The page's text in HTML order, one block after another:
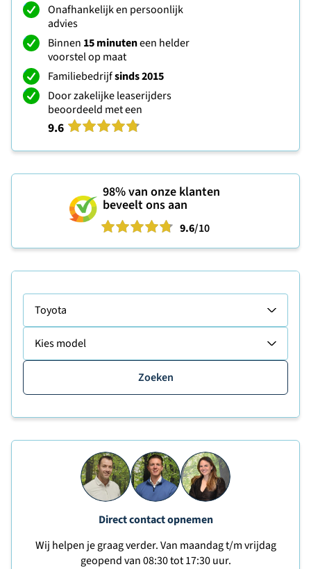
Onafhankelijk en persoonlijk
advies
Binnen 15 minuteneen helder
voorstel op maat
Familiebedrijfsinds 2015
Door zakelijke leaserijders
beoordeeld met een
9.6
98%van onze klanten
beveelt ons aan
9.6/10
Toyota
Kies model
Zoeken
Direct contact opnemen
Wij helpen je graag verder. Van maandag t/m vrijdag
geopend van 08:30 tot 17:30 uur.